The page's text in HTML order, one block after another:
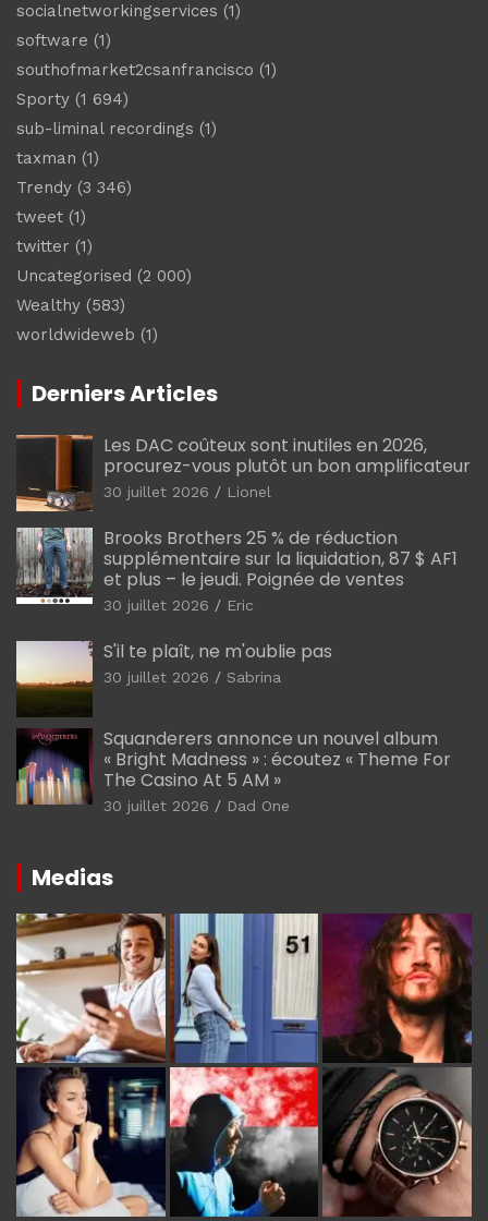
socialnetworkingservices (1)
software (1)
southofmarket2csanfrancisco (1)
Sporty (1 694)
sub-liminal recordings (1)
taxman (1)
Trendy (3 346)
tweet (1)
twitter (1)
Uncategorised (2 000)
Wealthy (583)
worldwideweb (1)
Derniers Articles
Les DAC coûteux sont inutiles en 2026,
procurez-vous plutôt un bon amplificateur
30 juillet 2026 Lionel
Brooks Brothers 25 % de réduction
supplémentaire sur la liquidation, 87 $ AF1
et plus – le jeudi. Poignée de ventes
30 juillet 2026 Eric
S'il te plaît, ne m'oublie pas
30 juillet 2026 Sabrina
Squanderers annonce un nouvel album
« Bright Madness » : écoutez « Theme For
The Casino At 5 AM »
30 juillet 2026 Dad One
Medias